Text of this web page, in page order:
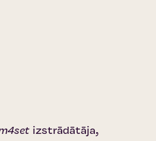
izstrādātāja,